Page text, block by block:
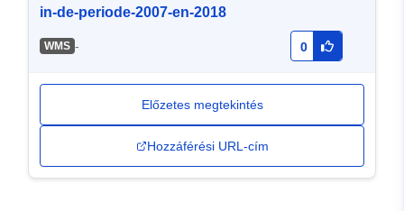
in-de-periode-2007-en-2018
WMS - 0
Előzetes megtekintés
Hozzáférési URL-cím